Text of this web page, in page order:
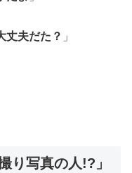
丈夫だた？ 」
り写真の人!?」